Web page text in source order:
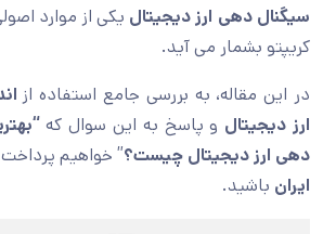
سیگنال دهی ارز دیجیتال یکی از موارد
کریپتو بشمار می آید.
در این مقاله، به بررسی جامع استفاده از
ارز‌ دیجیتال و پاسخ به این سوال که
دهی ارز‌ دیجیتال چیست؟” خواهیم
ایران باشید.